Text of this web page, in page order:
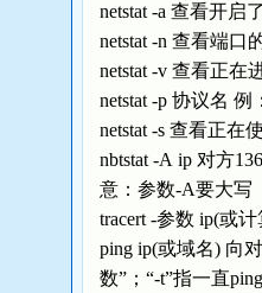
netstat -a 查看开启
netstat -n 查看端口
netstat -v 查看正在
netstat -p 协议名
netstat -s 查看正在
nbtstat -A ip 对方
意：参数-A要大写
tracert -参数 ip(或
ping ip(或域名) 向
数”；“-t”指一直